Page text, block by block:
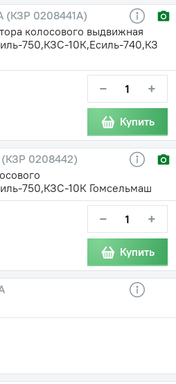
(КЗР 0208441А)
колосового выдвижная
750,КЗС-10К,Есиль-740,КЗ
− +
Купить
0208442)
750,КЗС-10К Гомсельмаш
− +
Купить